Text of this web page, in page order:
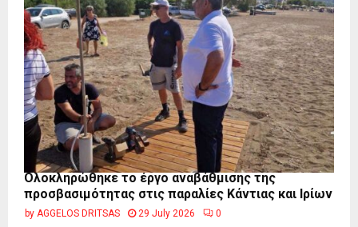
Ολοκληρώθηκε το έργο αναβάθμισης της
προσβασιμότητας στις παραλίες Κάντιας και Ιρίων
by AGGELOS DRITSAS 29 July 2026 0